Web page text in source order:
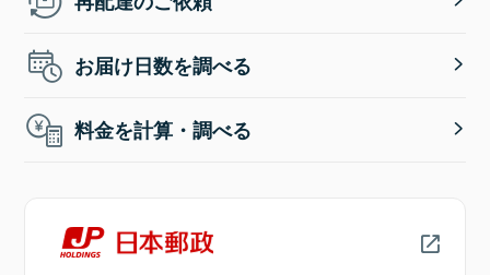
お届け日数を調べる
料金を計算・調べる